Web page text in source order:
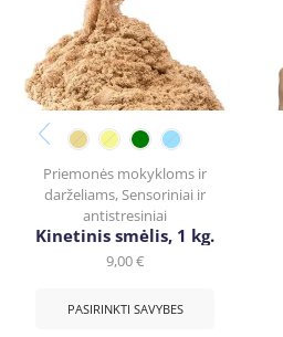
Priemonės mokykloms ir
darželiams,Sensoriniai ir
antistresiniai
Kinetinis smėlis, 1 kg.
9,00€
PASIRINKTI SAVYBES